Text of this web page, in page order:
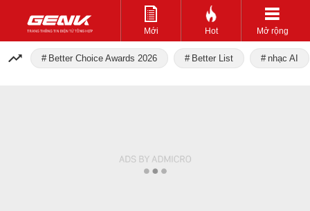
Mới Hot Mở rộng
Better Choice Awards 2026 Better List nhạc AI